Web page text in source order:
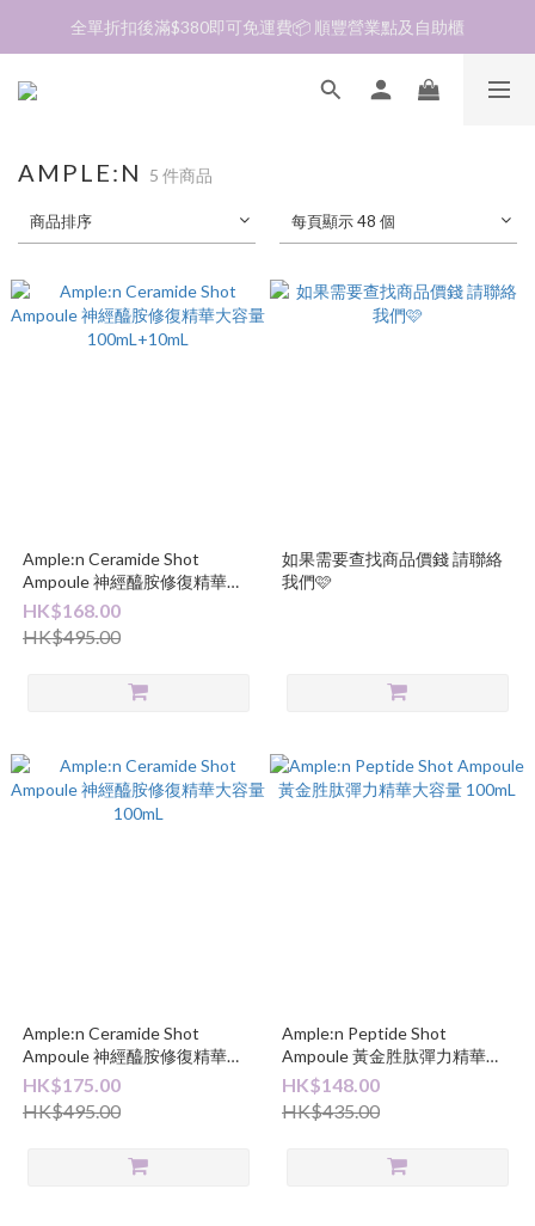
加入會員❤️生日月首天送$30 💛商品可郵寄至澳門🇲🇴及台灣🇹🇼
全單折扣後滿$380即可免運費📦 順豐營業點及自助櫃
加入會員❤️生日月首天送$30 💛商品可郵寄至澳門🇲🇴及台灣🇹🇼
AMPLE:N 5 件商品
商品排序 每頁顯示 48 個
Ample:n Ceramide Shot
Ampoule 神經醯胺修復精華大
容量 100mL+10mL
HK$168.00
HK$495.00
如果需要查找商品價錢 請聯絡
我們🩷
Ample:n Ceramide Shot
Ampoule 神經醯胺修復精華大
容量 100mL
HK$175.00
HK$495.00
Ample:n Peptide Shot
Ampoule 黃金胜肽彈力精華大
容量 100mL
HK$148.00
HK$435.00